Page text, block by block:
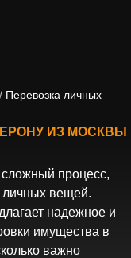
/ Перевозка личных
ИЗ МОСКВЫ
сложный процесс,
личных вещей.
надежное и
имущества в
важно